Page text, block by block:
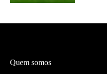
Quem somos